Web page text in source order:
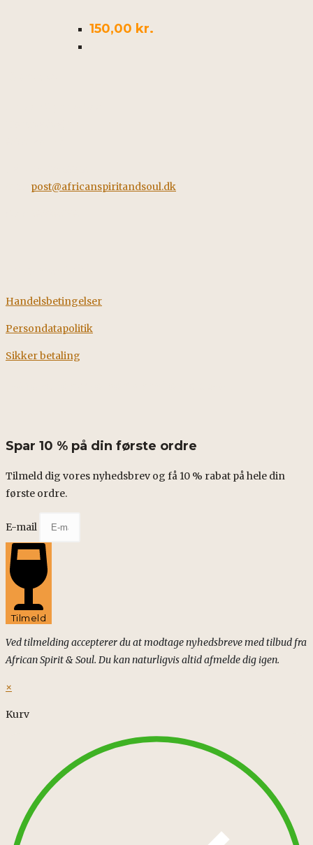
150,00 kr.
post@africanspiritandsoul.dk
Handelsbetingelser
Persondatapolitik
Sikker betaling
Spar 10 % på din første ordre
Tilmeld dig vores nyhedsbrev og få 10 % rabat på hele din
første ordre.
E-mail
Tilmeld
Ved tilmelding accepterer du at modtage nyhedsbreve med tilbud fra
African Spirit & Soul. Du kan naturligvis altid afmelde dig igen.
×
Kurv